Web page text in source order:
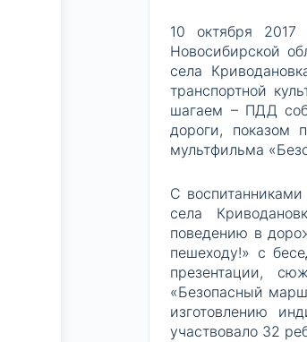
10 октября
Новосибирской
села
транспортной
шагаем – ПДД
дороги, показом
мультфильма
С
села
поведению в
пешеходу!» с
презентации,
«Безопасный
изготовлению
участвовало 32